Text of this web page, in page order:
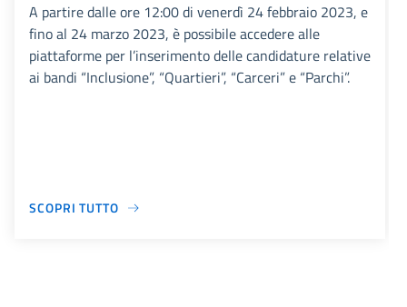
A partire dalle ore 12:00 di venerdì 24 febbraio 2023, e
fino al 24 marzo 2023, è possibile accedere alle
piattaforme per l’inserimento delle candidature relative
ai bandi “Inclusione”, “Quartieri”, “Carceri” e “Parchi”.
SCOPRI TUTTO